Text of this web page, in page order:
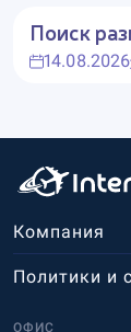
Поиск
14.08.2026
Компания
ОФИС
Политики и